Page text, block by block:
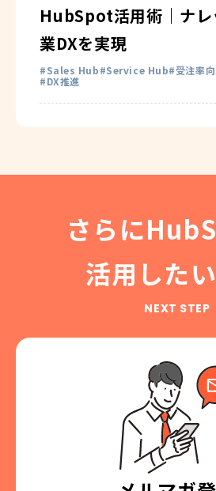
HubSpot活用術｜ナレ
業DXを実現
Sales Hub Service Hub 受注率
DX推進
さらに
活用した
NEXT STEP